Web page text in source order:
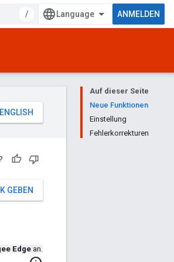
/ ANMELDEN
Auf dieser Seite
Neue Funktionen
Einstellung
Fehlerkorrekturen
GEBEN
Edge an.